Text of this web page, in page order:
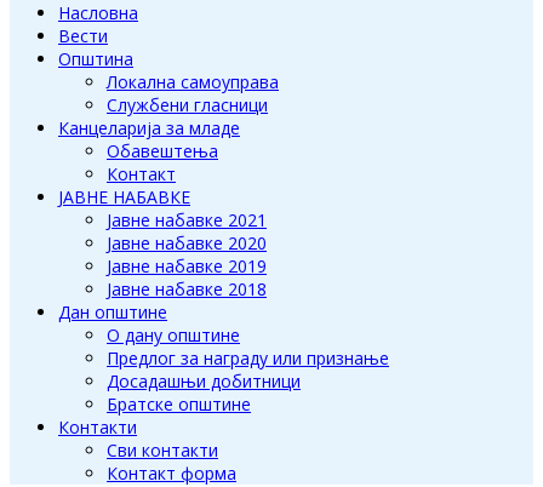
Насловна
Вести
Општина
Локална самоуправа
Службени гласници
Канцеларија за младе
Обавештења
Контакт
ЈАВНЕ НАБАВКЕ
Јавне набавке 2021
Јавне набавке 2020
Јавне набавке 2019
Јавне набавке 2018
Дан општине
О дану општине
Предлог за награду или признање
Досадашњи добитници
Братске општине
Контакти
Сви контакти
Контакт форма